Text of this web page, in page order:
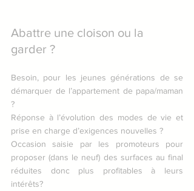
Abattre une cloison ou la
garder ?
Besoin, pour les jeunes générations de se
démarquer de l’appartement de papa/maman
?
Réponse à l’évolution des modes de vie et
prise en charge d’exigences nouvelles ?
Occasion saisie par les promoteurs pour
proposer (dans le neuf) des surfaces au final
réduites donc plus profitables à leurs
intérêts?